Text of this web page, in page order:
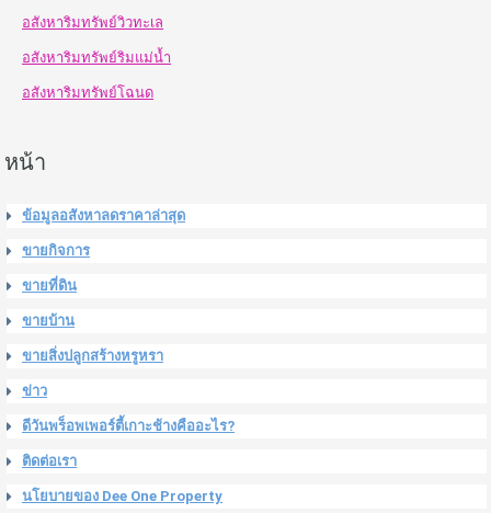
อสังหาริมทรัพย์วิวทะเล
อสังหาริมทรัพย์ริมแม่น้ำ
อสังหาริมทรัพย์โฉนด
หน้า
ข้อมูลอสังหาลดราคาล่าสุด
ขายกิจการ
ขายที่ดิน
ขายบ้าน
ขายสิ่งปลูกสร้างหรูหรา
ข่าว
ดีวันพร็อพเพอร์ตี้เกาะช้างคืออะไร?
ติดต่อเรา
นโยบายของ Dee One Property